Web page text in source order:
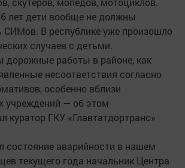
лет дети вообще не должны
СИМов. В республике уже произошло
случаев с детьми.
дорожные работы в районе, как
несоответствия согласно
особенно вблизи
учреждений — об этом
куратор ГКУ «Главтатдортранс»
состояние аварийности в нашем
текущего года начальник Центра